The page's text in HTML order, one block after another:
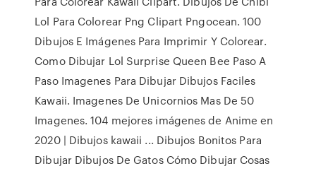
Lol Para Colorear Png Clipart Pngocean. 100
Dibujos E Imágenes Para Imprimir Y Colorear.
Como Dibujar Lol Surprise Queen Bee Paso A
Paso Imagenes Para Dibujar Dibujos Faciles
Kawaii. Imagenes De Unicornios Mas De 50
Imagenes. 104 mejores imágenes de Anime en
2020 | Dibujos kawaii ... Dibujos Bonitos Para
Dibujar Dibujos De Gatos Cómo Dibujar Cosas